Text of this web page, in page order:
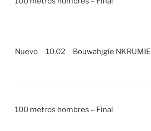
Nuevo 10.02 Bouwahjgie NKRUMIE
100 metros hombres – Final